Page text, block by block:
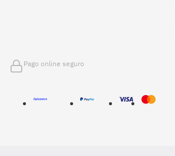
Pago online seguro